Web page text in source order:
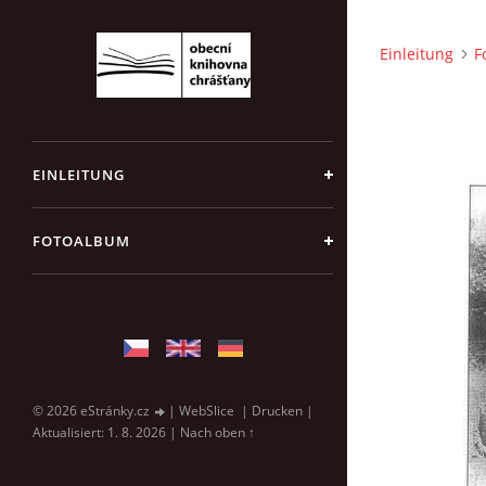
EINLEITUNG
FOTOALBUM
© 2026 eStránky.cz | WebSlice | Drucken |
Aktualisiert: 1. 8. 2026 | Nach oben ↑
Einleitung